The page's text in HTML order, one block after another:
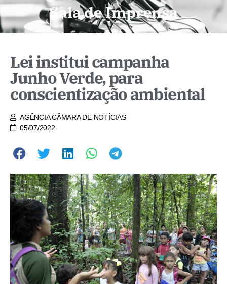
Sala de Imprensa
Lei institui campanha
Junho Verde, para
conscientização ambiental
AGÊNCIA CÂMARA DE NOTÍCIAS
05/07/2022